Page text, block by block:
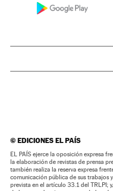
©EDICIONES EL PAÍS
EL PAÍS ejerce la oposición expresa
la elaboración de revistas de prensa
también realiza la reserva expresa
comunicación pública de sus trabajos
prevista en el artículo 33.1 del TRLPI;